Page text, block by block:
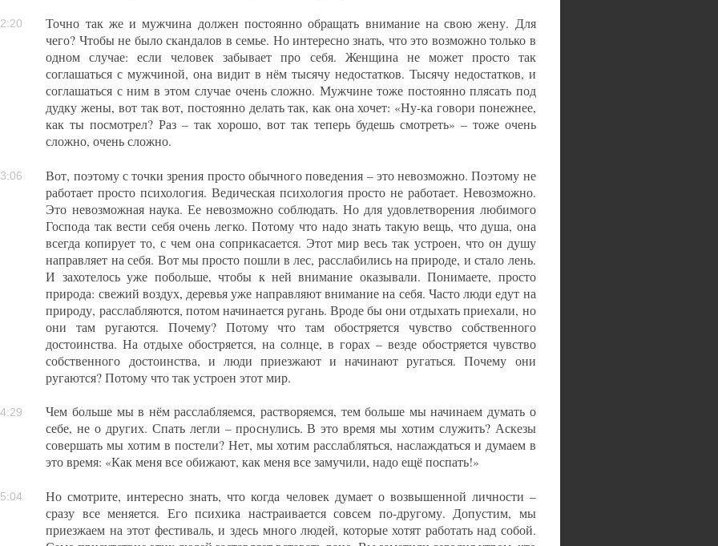
Точно так же и мужчина должен постоянно обращать внимание на свою жену. Для
чего? Чтобы не было скандалов в семье. Но интересно знать, что это возможно только в
одном случае: если человек забывает про себя. Женщина не может просто так
соглашаться с мужчиной, она видит в нём тысячу недостатков. Тысячу недостатков, и
соглашаться с ним в этом случае очень сложно. Мужчине тоже постоянно плясать под
дудку жены, вот так вот, постоянно делать так, как она хочет: «Ну-ка говори понежнее,
как ты посмотрел? Раз – так хорошо, вот так теперь будешь смотреть» – тоже очень
сложно, очень сложно.
Вот, поэтому с точки зрения просто обычного поведения – это невозможно. Поэтому не
работает просто психология. Ведическая психология просто не работает. Невозможно.
Это невозможная наука. Ее невозможно соблюдать. Но для удовлетворения любимого
Господа так вести себя очень легко. Потому что надо знать такую вещь, что душа, она
всегда копирует то, с чем она соприкасается. Этот мир весь так устроен, что он душу
направляет на себя. Вот мы просто пошли в лес, расслабились на природе, и стало лень.
И захотелось уже побольше, чтобы к ней внимание оказывали. Понимаете, просто
природа: свежий воздух, деревья уже направляют внимание на себя. Часто люди едут на
природу, расслабляются, потом начинается ругань. Вроде бы они отдыхать приехали, но
они там ругаются. Почему? Потому что там обостряется чувство собственного
достоинства. На отдыхе обостряется, на солнце, в горах – везде обостряется чувство
собственного достоинства, и люди приезжают и начинают ругаться. Почему они
ругаются? Потому что так устроен этот мир.
Чем больше мы в нём расслабляемся, растворяемся, тем больше мы начинаем думать о
себе, не о других. Спать легли – проснулись. В это время мы хотим служить? Аскезы
совершать мы хотим в постели? Нет, мы хотим расслабляться, наслаждаться и думаем в
это время: «Как меня все обижают, как меня все замучили, надо ещё поспать!»
Но смотрите, интересно знать, что когда человек думает о возвышенной личности –
сразу все меняется. Его психика настраивается совсем по-другому. Допустим, мы
приезжаем на этот фестиваль, и здесь много людей, которые хотят работать над собой.